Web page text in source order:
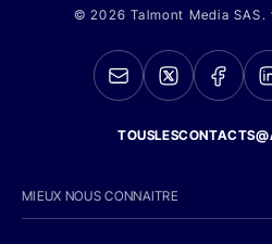
© 2026 Talmont Media
MIEUX NOUS CONNAITRE